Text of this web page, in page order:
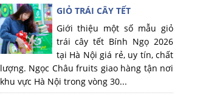
GIỎ TRÁI CÂY TẾT
Giới thiệu một số mẫu giỏ
trái cây tết Bính Ngọ 2026
tại Hà Nội giá rẻ, uy tín, chất
lượng. Ngọc Châu fruits giao hàng tận nơi
khu vực Hà Nội trong vòng 30...